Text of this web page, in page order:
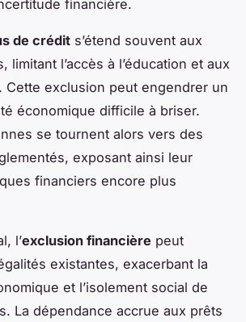
financière.
de crédit s’étend souvent aux
limitant l’accès à l’éducation et aux
Cette exclusion peut engendrer un
économique difficile à briser.
se tournent alors vers des
exposant ainsi leur
financiers encore plus
l’exclusion financière peut
existantes, exacerbant la
et l’isolement social de
La dépendance accrue aux prêts